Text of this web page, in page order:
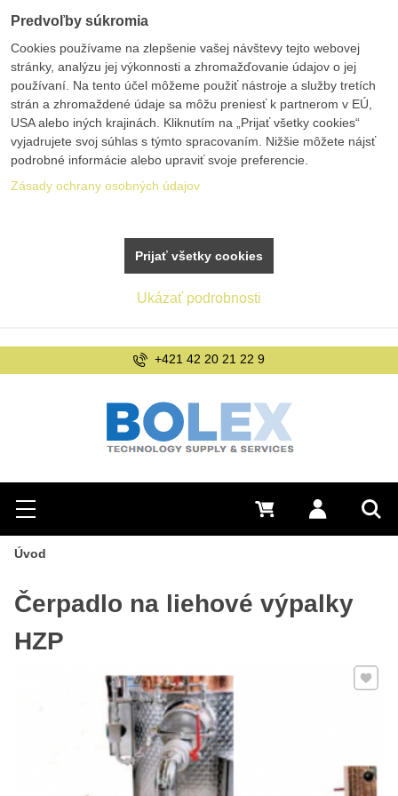
Hľadať
Menu Prihlásiť sa
0 €
+421 42 20 21 22 9
Úvod
Čerpadlo na liehové výpalky
HZP
Pridať
Predvoľby súkromia
Cookies používame na zlepšenie vašej návštevy tejto webovej
stránky, analýzu jej výkonnosti a zhromažďovanie údajov o jej
používaní. Na tento účel môžeme použiť nástroje a služby tretích
strán a zhromaždené údaje sa môžu preniesť k partnerom v EÚ,
USA alebo iných krajinách. Kliknutím na „Prijať všetky cookies“
vyjadrujete svoj súhlas s týmto spracovaním. Nižšie môžete nájsť
podrobné informácie alebo upraviť svoje preferencie.
Zásady ochrany osobných údajov
Ukázať podrobnosti
Prijať všetky cookies